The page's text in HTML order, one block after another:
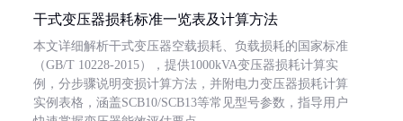
干式变压器损耗标准一览表及计算方法
本文详细解析干式变压器空载损耗、负载损耗的国家标准
（GB/T 10228-2015），提供1000kVA变压器损耗计算实
例，分步骤说明变损计算方法，并附电力变压器损耗计算
实例表格，涵盖SCB10/SCB13等常见型号参数，指导用户